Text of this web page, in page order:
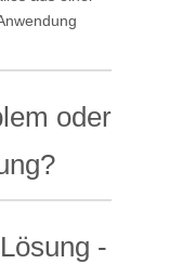
oder
-